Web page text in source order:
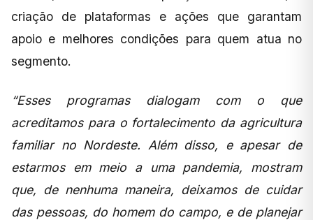
criação de plataformas e ações que garantam
apoio e melhores condições para quem atua no
segmento.
“Esses programas dialogam com o que
acreditamos para o fortalecimento da agricultura
familiar no Nordeste. Além disso, e apesar de
estarmos em meio a uma pandemia, mostram
que, de nenhuma maneira, deixamos de cuidar
das pessoas, do homem do campo, e de planejar